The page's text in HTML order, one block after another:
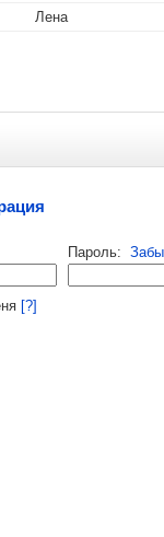
Лена
Пароль:
[?]